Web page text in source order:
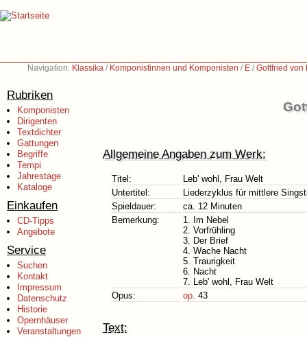
Navigation: Klassika / Komponistinnen und Komponisten / E /Gottfried von
Rubriken
Komponisten
Dirigenten
Textdichter
Gattungen
Begriffe
Tempi
Jahrestage
Kataloge
Einkaufen
CD-Tipps
Angebote
Service
Suchen
Kontakt
Impressum
Datenschutz
Historie
Opernhäuser
Veranstaltungen
Allgemeine Angaben zum Werk:
Titel:
Leb' wohl, Frau Welt
Untertitel:
Liederzyklus für mittlere
Spieldauer:
ca. 12 Minuten
Bemerkung:
1. Im Nebel
2. Vorfrühling
3. Der Brief
4. Wache Nacht
5. Traurigkeit
6. Nacht
7. Leb' wohl, Frau Welt
Opus:
op. 43
Text: